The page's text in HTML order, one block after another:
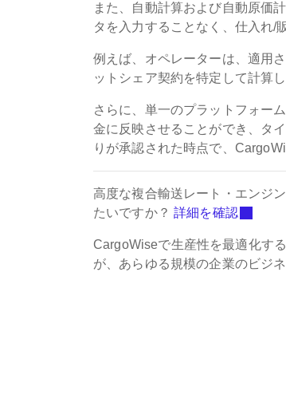
また、自動計算および自動原価
タを入力することなく、仕入れ/
例えば、オペレーターは、適用
ットシェア契約を特定して計算
さらに、単一のプラットフォー
金に反映させることができ、タ
りが承認された時点で、
高度な複合輸送レート・エンジ
たいですか？詳細を確認
CargoWiseで生産性を最適化す
が、あらゆる規模の企業のビジ